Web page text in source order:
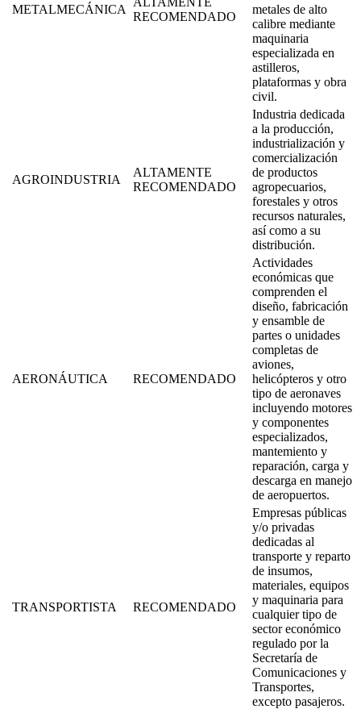
METALMECÁNICA
RECOMENDADO
metales de alto
calibre mediante
maquinaria
especializada en
astilleros,
plataformas y obra
civil.
AGROINDUSTRIA
ALTAMENTE
RECOMENDADO
Industria dedicada
a la producción,
industrialización y
comercialización
de productos
agropecuarios,
forestales y otros
recursos naturales,
así como a su
distribución.
AERONÁUTICA RECOMENDADO
Actividades
económicas que
comprenden el
diseño, fabricación
y ensamble de
partes o unidades
completas de
aviones,
helicópteros y otro
tipo de aeronaves
incluyendo motores
y componentes
especializados,
mantemiento y
reparación, carga y
descarga en manejo
de aeropuertos.
TRANSPORTISTA RECOMENDADO
Empresas públicas
y/o privadas
dedicadas al
transporte y reparto
de insumos,
materiales, equipos
y maquinaria para
cualquier tipo de
sector económico
regulado por la
Secretaría de
Comunicaciones y
Transportes,
excepto pasajeros.